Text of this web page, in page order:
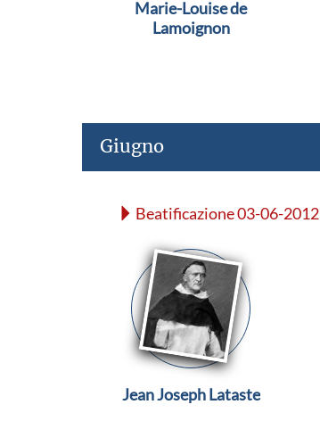
Marie-Louise de
Lamoignon
Giugno
Beatificazione 03-06-2012
Jean Joseph Lataste